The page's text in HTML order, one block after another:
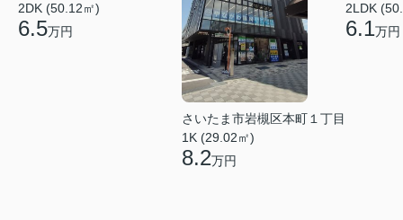
2DK (50.12㎡)
6.5万円
さいたま市岩槻区本町１丁目
1K (29.02㎡)
8.2万円
2LDK
6.1万円